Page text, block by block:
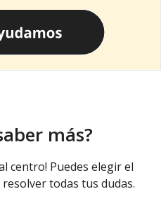
más?
centro! Puedes elegir el
todas tus dudas.